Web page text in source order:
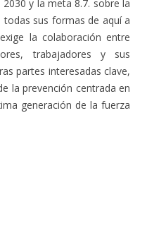
y la meta 8.7. sobre la
sus formas de aquí a
la colaboración entre
trabajadores y sus
partes interesadas clave,
la prevención centrada en
generación de la fuerza